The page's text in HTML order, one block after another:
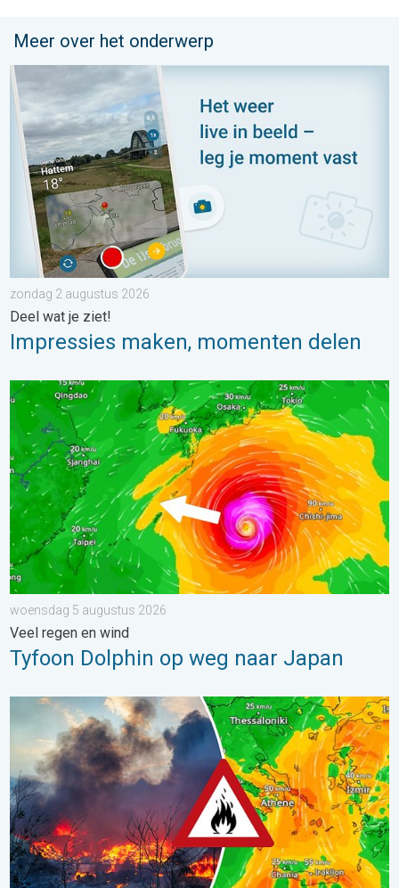
Meer over het onderwerp
Impressies maken, momenten delen. Deel wat je ziet!. . .
zondag 2 augustus 2026
Deel wat je ziet!
Impressies maken, momenten delen
Tyfoon Dolphin op weg naar Japan. Veel regen en wind. . .
woensdag 5 augustus 2026
Veel regen en wind
Tyfoon Dolphin op weg naar Japan
Ook in Zuidoost-Europa woeden bosbranden. Hitte en veel